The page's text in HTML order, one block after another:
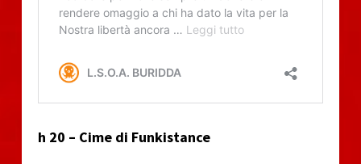
h 20 – Cime di Funkistance